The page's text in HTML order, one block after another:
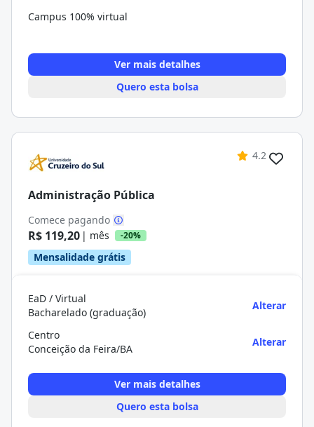
Campus 100% virtual
Ver mais detalhes
Quero esta bolsa
4.2
Administração Pública
Comece pagando
R$ 119,20 | mês -20%
Mensalidade grátis
EaD / Virtual
Bacharelado (graduação)
Alterar
Centro
Conceição da Feira/BA
Alterar
Ver mais detalhes
Quero esta bolsa